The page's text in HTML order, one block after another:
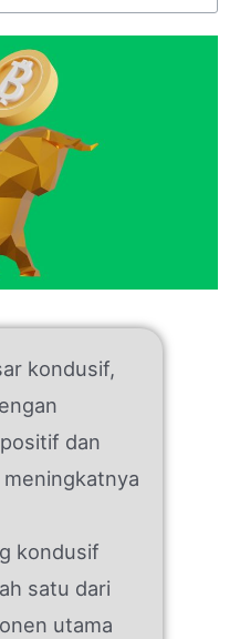
kondusif,
dan
kondusif
satu dari
utama